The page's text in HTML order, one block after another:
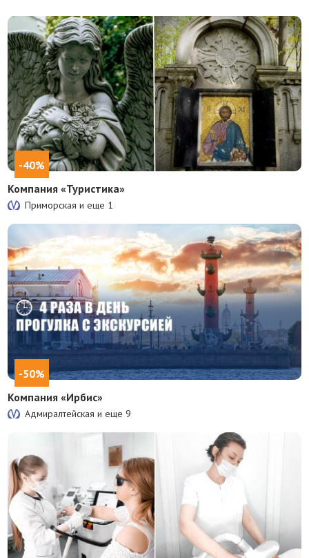
-40%
Компания «Туристика»
Приморская и еще 1
-50%
Компания «Ирбис»
Адмиралтейская и еще 9